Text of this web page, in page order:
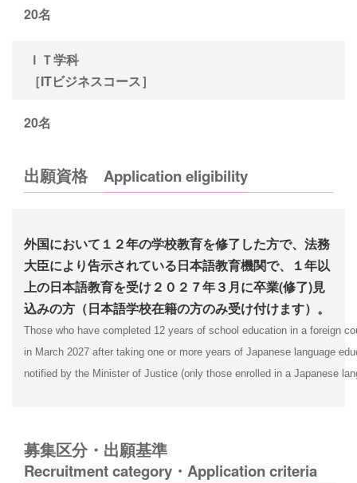
20名
ＩＴ学科
［ITビジネスコース］
20名
出願資格 Application eligibility
外国において１２年の学校教育を修了した方で、法務
大臣により告示されている日本語教育機関で、１年以
上の日本語教育を受け２０２７年３月に卒業(修了)見
込みの方（日本語学校在籍の方のみ受け付けます）。
Those who have completed 12 years of school education in a foreign
in March 2027 after taking one or more years of Japanese language
notified by the Minister of Justice (only those enrolled in a Japanese
募集区分・出願基準
Recruitment category・Application criteria